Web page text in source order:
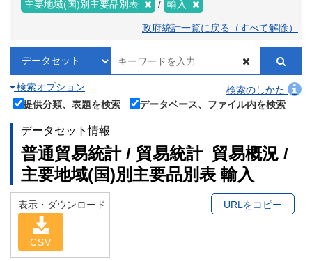
主要地域(国)別主要品別表 輸入
政府統計一覧に戻る（すべて解除）
検索オプション
検索のしかた
提供分類、表題を検索
データベース、ファイル内を検索
データセット情報
普通貿易統計 / 貿易統計_貿易概況 /
主要地域(国)別主要品別表 輸入
表示・ダウンロード
CSV
URLをコピー